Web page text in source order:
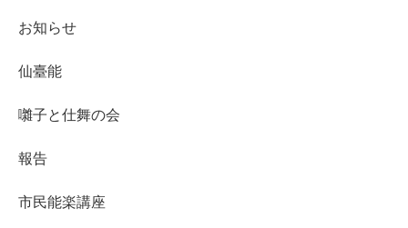
お知らせ
仙臺能
囃子と仕舞の会
報告
市民能楽講座